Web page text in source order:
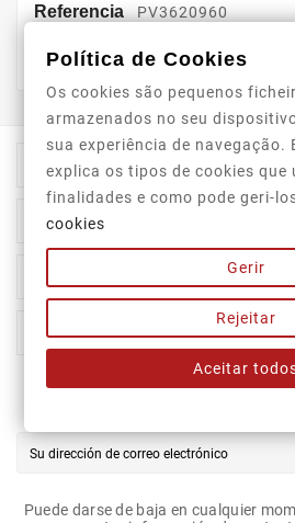
Referencia PV3620960
Referencias específicas
Información De La Tienda
Category
Su Cuenta
Puede darse de baja en cualquier
Política de Cookies
Os cookies são pequenos
armazenados no seu
sua experiência de navegação.
explica os tipos de cookies que
finalidades e como pode geri-
cookies
Gerir
Rejeitar
Aceitar